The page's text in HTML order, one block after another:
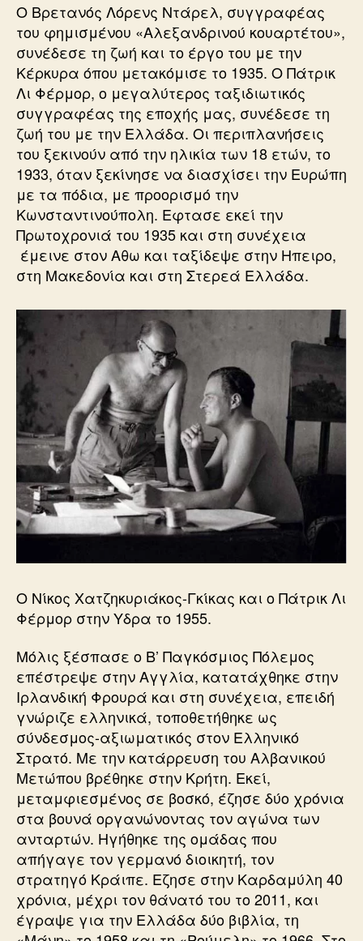
Ο Βρετανός Λόρενς Ντάρελ, συγγραφέας
του φημισμένου «Αλεξανδρινού κουαρτέτου»,
συνέδεσε τη ζωή και το έργο του με την
Κέρκυρα όπου μετακόμισε το 1935. Ο Πάτρικ
Λι Φέρμορ, ο μεγαλύτερος ταξιδιωτικός
συγγραφέας της εποχής μας, συνέδεσε τη
ζωή του με την Ελλάδα. Οι περιπλανήσεις
του ξεκινούν από την ηλικία των 18 ετών, το
1933, όταν ξεκίνησε να διασχίσει την Ευρώπη
με τα πόδια, με προορισμό την
Κωνσταντινούπολη. Εφτασε εκεί την
Πρωτοχρονιά του 1935 και στη συνέχεια
έμεινε στον Αθω και ταξίδεψε στην Ηπειρο,
στη Μακεδονία και στη Στερεά Ελλάδα.
Ο Νίκος Χατζηκυριάκος-Γκίκας και ο Πάτρικ Λι
Φέρμορ στην Υδρα το 1955.
Μόλις ξέσπασε ο Β’ Παγκόσμιος Πόλεμος
επέστρεψε στην Αγγλία, κατατάχθηκε στην
Ιρλανδική Φρουρά και στη συνέχεια, επειδή
γνώριζε ελληνικά, τοποθετήθηκε ως
σύνδεσμος-αξιωματικός στον Ελληνικό
Στρατό. Με την κατάρρευση του Αλβανικού
Μετώπου βρέθηκε στην Κρήτη. Εκεί,
μεταμφιεσμένος σε βοσκό, έζησε δύο χρόνια
στα βουνά οργανώνοντας τον αγώνα των
ανταρτών. Ηγήθηκε της ομάδας που
απήγαγε τον γερμανό διοικητή, τον
στρατηγό Κράιπε. Εζησε στην Καρδαμύλη 40
χρόνια, μέχρι τον θάνατό του το 2011, και
έγραψε για την Ελλάδα δύο βιβλία, τη